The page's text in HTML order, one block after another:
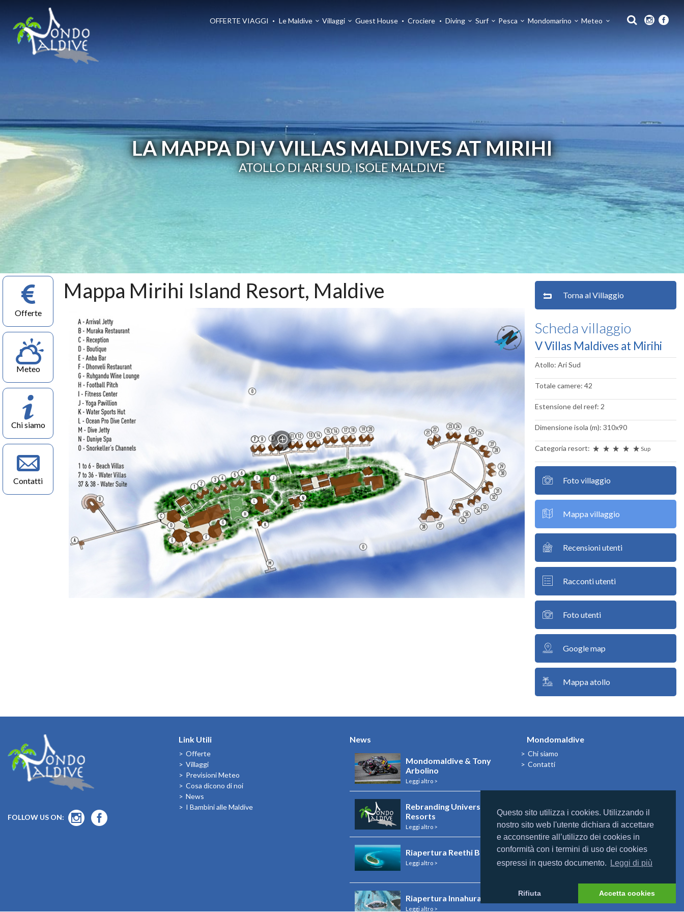
Questo sito utilizza i cookies. Utilizzando il
nostro sito web l'utente dichiara di accettare
e acconsentire all’utilizzo dei cookies in
conformità con i termini di uso dei cookies
espressi in questo documento.
Leggi di più
Rifiuta Accetta cookies
OFFERTE VIAGGI Le Maldive Villaggi Guest House Crociere Diving Surf Pesca Mondomarino Meteo
LA MAPPA DI V VILLAS MALDIVES AT MIRIHI
ATOLLO DI ARI SUD, ISOLE MALDIVE
Offerte
Meteo
Chi siamo
Contatti
Torna al Villaggio
Scheda villaggio
V Villas Maldives at Mirihi
Atollo: Ari Sud
Totale camere: 42
Estensione del reef: 2
Dimensione isola (m): 310x90
Categoria resort: Sup
Foto villaggio
Mappa villaggio
Recensioni utenti
Racconti utenti
Foto utenti
Google map
Mappa atollo
Mappa Mirihi Island Resort, Maldive
FOLLOW US ON:
Link Utili
Offerte
Villaggi
Previsioni Meteo
Cosa dicono di noi
News
I Bambini alle Maldive
News
Mondomaldive & Tony
Arbolino
Leggi altro >
Rebranding Universal
Resorts
Leggi altro >
Riapertura Reethi Beach
Leggi altro >
Riapertura Innahura
Leggi altro >
Mondomaldive
Chi siamo
Contatti